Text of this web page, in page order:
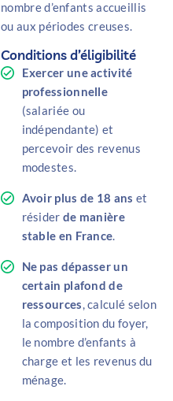
nombre d’enfants accueillis
ou aux périodes creuses.
Conditions d’éligibilité
Exercer une activité
professionnelle
(salariée ou
indépendante) et
percevoir des revenus
modestes.
Avoir plus de 18 ans et
résider de manière
stable en France.
Ne pas dépasser un
certain plafond de
ressources, calculé selon
la composition du foyer,
le nombre d’enfants à
charge et les revenus du
ménage.